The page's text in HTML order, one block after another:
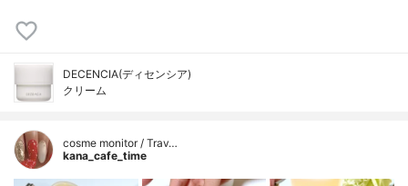
DECENCIA(ディセンシア)
クリーム
cosme monitor / Trav…
kana_cafe_time